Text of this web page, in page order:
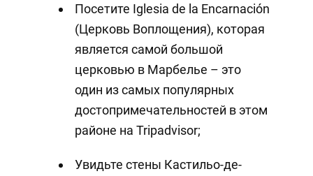
Посетите Iglesia de la Encarnación
(Церковь Воплощения), которая
является самой большой
церковью в Марбелье – это
один из самых популярных
достопримечательностей в этом
районе на Tripadvisor;
Увидьте стены Кастильо-де-